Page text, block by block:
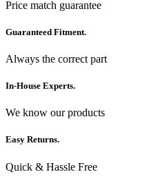
Price match guarantee
Guaranteed Fitment.
Always the correct part
In-House Experts.
We know our products
Easy Returns.
Quick & Hassle Free